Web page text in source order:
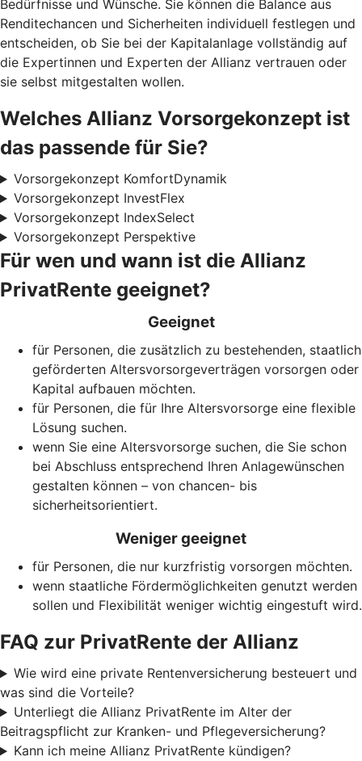
Bedürfnisse und Wünsche. Sie können die Balance aus
Renditechancen und Sicherheiten individuell festlegen und
entscheiden, ob Sie bei der Kapitalanlage vollständig auf
die Expertinnen und Experten der Allianz vertrauen oder
sie selbst mitgestalten wollen.
Welches Allianz Vorsorgekonzept ist
das passende für Sie?
Vorsorgekonzept KomfortDynamik
Vorsorgekonzept InvestFlex
Vorsorgekonzept IndexSelect
Vorsorgekonzept Perspektive
Für wen und wann ist die Allianz
PrivatRente geeignet?
Geeignet
für Personen, die zusätzlich zu bestehenden, staatlich
geförderten Alters­vorsorge­verträgen vorsorgen oder
Kapital aufbauen möchten.
für Personen, die für Ihre Alters­vorsorge eine flexible
Lösung suchen.
wenn Sie eine Alters­vorsorge suchen, die Sie schon
bei Abschluss entsprechend Ihren Anlagewünschen
gestalten können – von chancen- bis
sicherheitsorientiert.
Weniger geeignet
für Personen, die nur kurzfristig vorsorgen möchten.
wenn staatliche Förder­möglich­keiten genutzt werden
sollen und Flexibilität weniger wichtig eingestuft wird.
FAQ zur PrivatRente der Allianz
Wie wird eine private Rentenversicherung besteuert und
was sind die Vorteile?
Unterliegt die Allianz PrivatRente im Alter der
Beitragspflicht zur Kranken- und Pflegeversicherung?
Kann ich meine Allianz PrivatRente kündigen?